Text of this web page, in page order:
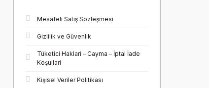
Mesafeli Satış Sözleşmesi
Gizlilik ve Güvenlik
Tüketici Haklari – Cayma – İptal İade
Koşullari
Kişisel Veriler Politikası